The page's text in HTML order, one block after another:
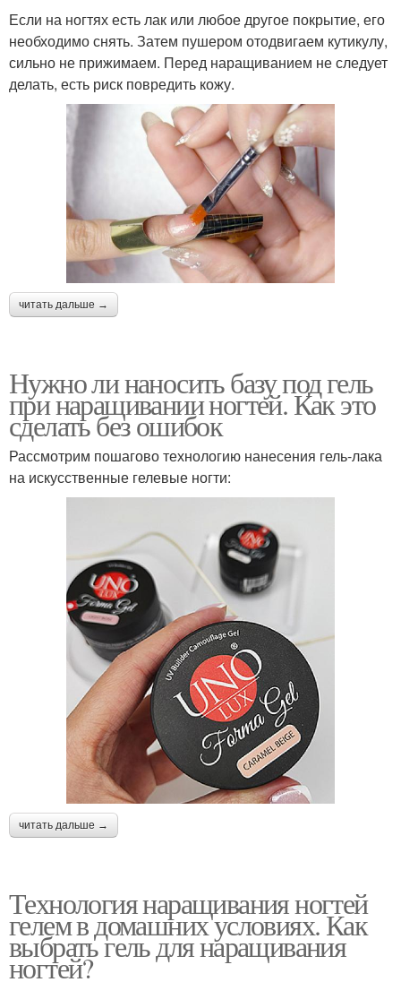
Если на ногтях есть лак или любое другое покрытие, его
необходимо снять. Затем пушером отодвигаем кутикулу,
сильно не прижимаем. Перед наращиванием не следует
делать, есть риск повредить кожу.
читать дальше →
Нужно ли наносить базу под гель
при наращивании ногтей. Как это
сделать без ошибок
Рассмотрим пошагово технологию нанесения гель-лака
на искусственные гелевые ногти:
читать дальше →
Технология наращивания ногтей
гелем в домашних условиях. Как
выбрать гель для наращивания
ногтей?